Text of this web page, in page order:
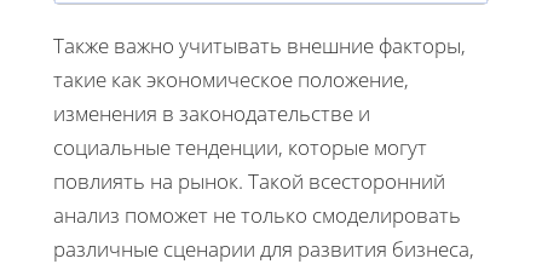
Также важно учитывать внешние факторы,
такие как экономическое положение,
изменения в законодательстве и
социальные тенденции, которые могут
повлиять на рынок. Такой всесторонний
анализ поможет не только смоделировать
различные сценарии для развития бизнеса,